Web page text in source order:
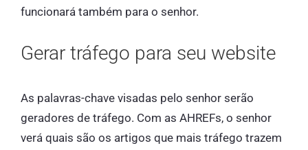
funcionará também para o senhor.
Gerar tráfego para seu website
As palavras-chave visadas pelo senhor serão
geradores de tráfego. Com as AHREFs, o senhor
verá quais são os artigos que mais tráfego trazem